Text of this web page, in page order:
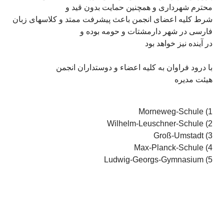
محترم شهرداری و همچنین حمایت بدون قيد و
شرط کليه اعضای انجمن باعث پيشرفت ممتد و کلاسهای زبان
فارسی در شهر دارمشتات و حومه بوده و
در آينده نيز خواهد بود
با درود فراوان به کليه اعضاء و دوستداران انجمن
هيئت مديره
Morneweg-Schule (1
Wilhelm-Leuschner-Schule (2
Groß-Umstadt (3
Max-Planck-Schule (4
Ludwig-Georgs-Gymnasium (5